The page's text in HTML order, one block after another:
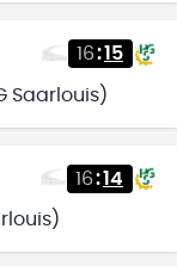
16:15
Saarlouis)
16:14